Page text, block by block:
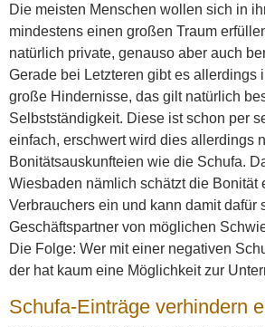
Die meisten Menschen wollen sich in
mindestens einen großen Traum
natürlich private, genauso aber auch
Gerade bei Letzteren gibt es allerdings
große Hindernisse, das gilt natürlich
Selbstständigkeit. Diese ist schon per
einfach, erschwert wird dies allerdings
Bonitätsauskunfteien wie die Schufa.
Wiesbaden nämlich schätzt die Bonität
Verbrauchers ein und kann damit dafür
Geschäftspartner von möglichen
Die Folge: Wer mit einer negativen
der hat kaum eine Möglichkeit zur
Schufa-Einträge verhindern